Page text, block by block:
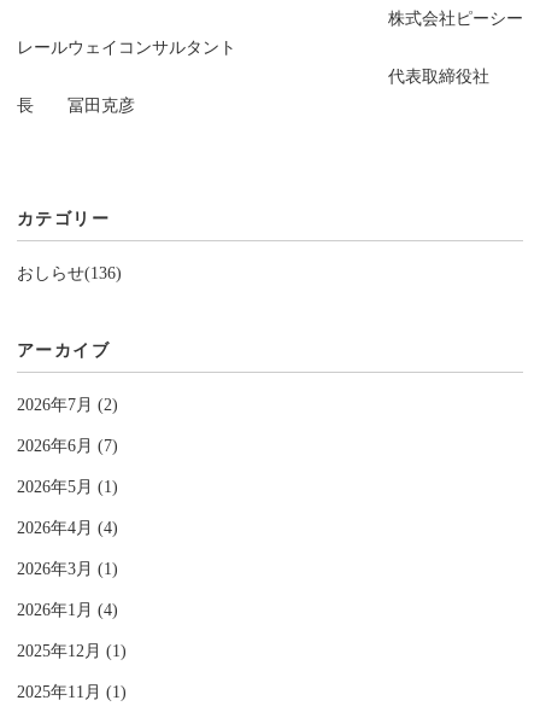
株式会社ピーシー
レールウェイコンサルタント
代表取締役社
長 冨田克彦
カテゴリー
おしらせ(136)
アーカイブ
2026年7月 (2)
2026年6月 (7)
2026年5月 (1)
2026年4月 (4)
2026年3月 (1)
2026年1月 (4)
2025年12月 (1)
2025年11月 (1)